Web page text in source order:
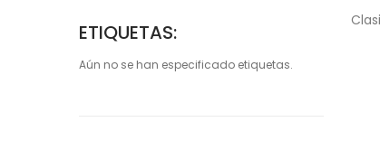
ETIQUETAS:
Aún no se han especificado etiquetas.